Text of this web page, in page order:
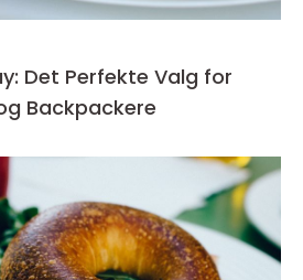
Det Perfekte Valg for
Backpackere